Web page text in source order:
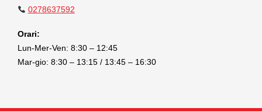
0278637592
Orari:
Lun-Mer-Ven: 8:30 – 12:45
Mar-gio: 8:30 – 13:15 / 13:45 – 16:30